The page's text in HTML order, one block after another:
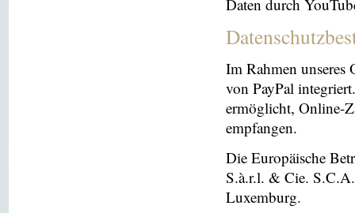
Daten durch
Im Rahmen unseres
von PayPal
ermöglicht, Online-
empfangen.
Die Europäische
S.à.r.l. & Cie.
Luxemburg.